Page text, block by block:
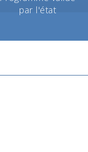
par l'état